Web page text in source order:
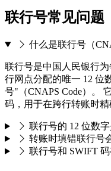
联行号常见问题
什么是联行号（
联行号是中国人民银行
行网点分配的唯一 12 位
号"（CNAPS Code）。
码，用于在跨行转账时精
联行号的 12 位数
转账时填错联行号
联行号和 SWIFT